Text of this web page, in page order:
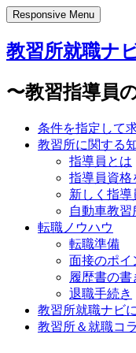
Responsive Menu
教習所就職ナ
〜教習指導員
条件を指定して
教習所に関する
指導員とは
指導員資格
新しく指導
自動車教習
転職ノウハウ
転職準備
面接のポイ
履歴書の書
退職手続き
教習所就職ナビ
教習所＆就職コ